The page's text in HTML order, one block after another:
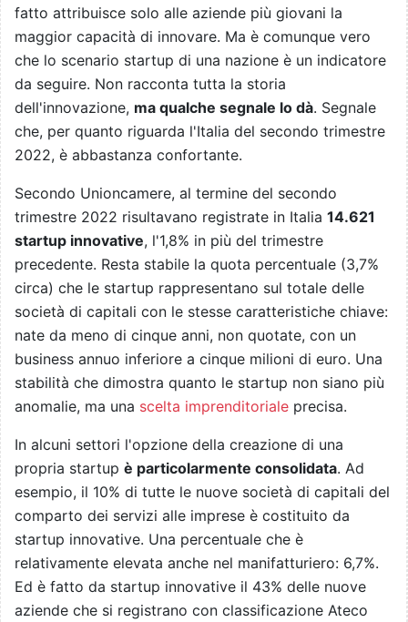
fatto attribuisce solo alle aziende più giovani la
maggior capacità di innovare. Ma è comunque vero
che lo scenario startup di una nazione è un indicatore
da seguire. Non racconta tutta la storia
dell'innovazione, ma qualche segnale lo dà. Segnale
che, per quanto riguarda l'Italia del secondo trimestre
2022, è abbastanza confortante.
Secondo Unioncamere, al termine del secondo
trimestre 2022 risultavano registrate in Italia 14.621
startup innovative, l'1,8% in più del trimestre
precedente. Resta stabile la quota percentuale (3,7%
circa) che le startup rappresentano sul totale delle
società di capitali con le stesse caratteristiche chiave:
nate da meno di cinque anni, non quotate, con un
business annuo inferiore a cinque milioni di euro. Una
stabilità che dimostra quanto le startup non siano più
anomalie, ma una scelta imprenditoriale precisa.
In alcuni settori l'opzione della creazione di una
propria startup è particolarmente consolidata. Ad
esempio, il 10% di tutte le nuove società di capitali del
comparto dei servizi alle imprese è costituito da
startup innovative. Una percentuale che è
relativamente elevata anche nel manifatturiero: 6,7%.
Ed è fatto da startup innovative il 43% delle nuove
aziende che si registrano con classificazione Ateco